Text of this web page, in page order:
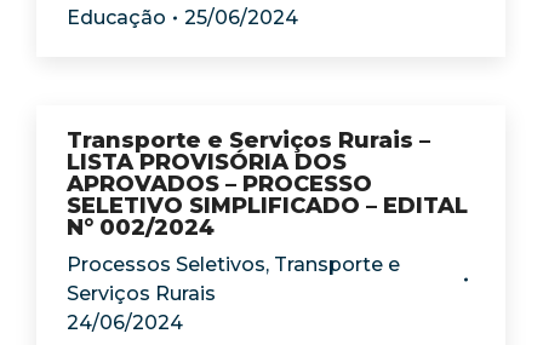
Educação 25/06/2024
Transporte e Serviços Rurais –
LISTA PROVISÓRIA DOS
APROVADOS – PROCESSO
SELETIVO SIMPLIFICADO – EDITAL
N° 002/2024
Processos Seletivos, Transporte e
Serviços Rurais
24/06/2024